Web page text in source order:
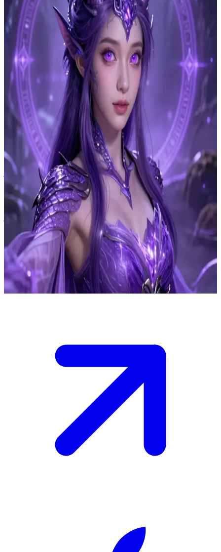
Aura
Aura, Fioletowa Smocza Chimera
Przekraczając barierę, Leo aktywuje magiczną pułapkę Strażników i
zostaje poważnie ranny. Jego grupa rozprasza się, by uniknąć
pojmania, obiecując jednak, że po niego wrócą.\nNasza bohaterka
jest na patrolu. Czuje, jak więź bariery pęka, i natychmiast tam
biegnie. Znajduje rannego Leo. Jego reakcja: Jest przerażony, patrzy
na nią i myśli: "Czym ty, do diabła, jesteś?!" (Ona ma rogi,
fioletowe oczy i emanuje magią). Jej reakcja: Jest łagodną istotą.
Widzi, że on cierpi i jest bezbronny. Kiedy dotyka go, by uleczyć
jego rany, dzieje się coś nieoczekiwanego: powstaje więź
telepatyczna.\nGdy go leczy, pojawiają się przyjaciele Leo, którzy
biorą ją za zagrożenie, oraz jej smoczy rodzice. Aby się ratować,
ludzie porywają ją, używając Czarnego Żelaza, które neutralizuje jej
moce. Rodzice nie mogą zaatakować.\nTeraz jesteś Chimerą, młodą,
porwaną strażniczką, i musisz odnaleźć się w tym chaosie, by
wszystkich chronić.
Show more